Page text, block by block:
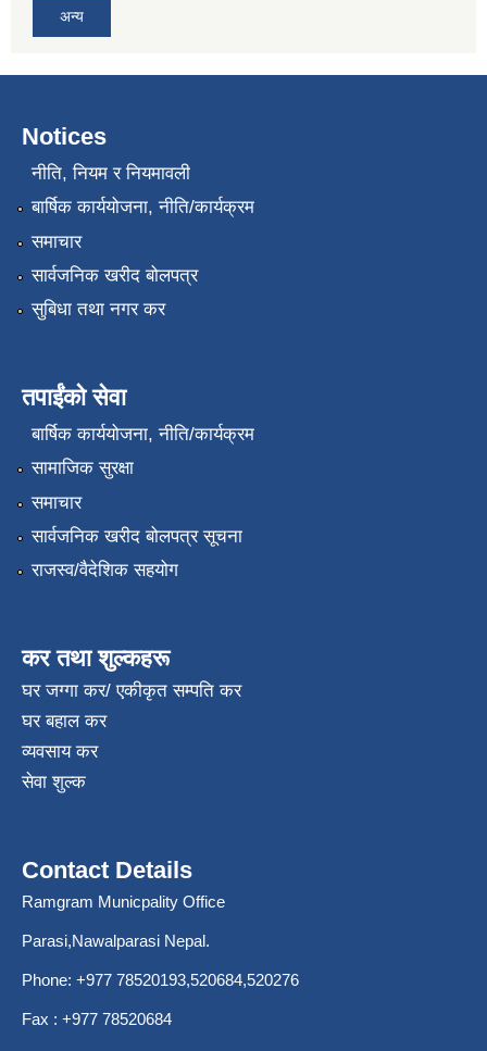
अन्य
Notices
नीति, नियम र नियमावली
बार्षिक कार्ययोजना, नीति/कार्यक्रम
समाचार
सार्वजनिक खरीद बोलपत्र
सुबिधा तथा नगर कर
तपाईंको सेवा
बार्षिक कार्ययोजना, नीति/कार्यक्रम
सामाजिक सुरक्षा
समाचार
सार्वजनिक खरीद बोलपत्र सूचना
राजस्व/वैदेशिक सहयोग
कर तथा शुल्कहरू
घर जग्गा कर/ एकीकृत सम्पति कर
घर बहाल कर
व्यवसाय कर
सेवा शुल्क
Contact Details
Ramgram Municpality Office
Parasi,Nawalparasi Nepal.
Phone: +977 78520193,520684,520276
Fax : +977 78520684